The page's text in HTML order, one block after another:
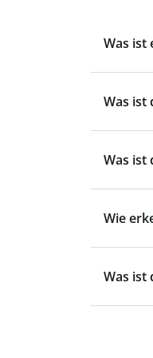
Was ist
Was ist
Was ist
Wie
Was ist